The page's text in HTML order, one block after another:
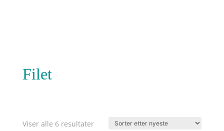
Filet
Viser alle 6 resultaterSortert